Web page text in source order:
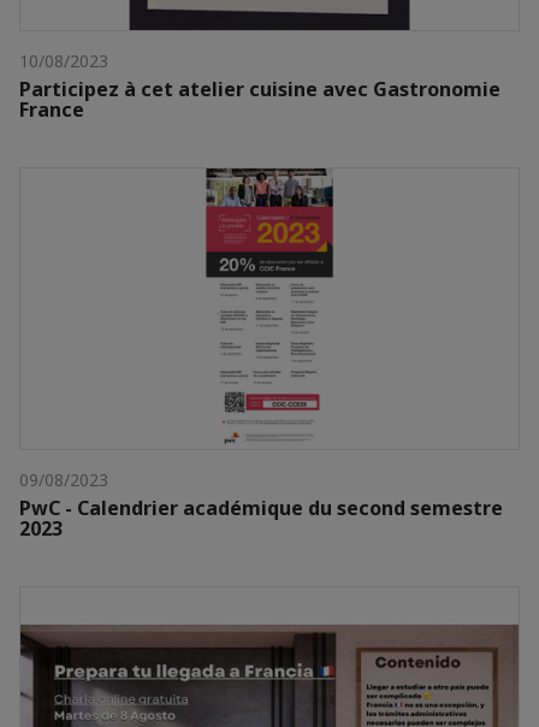
10/08/2023
Participez à cet atelier cuisine avec Gastronomie
France
09/08/2023
PwC - Calendrier académique du second semestre
2023